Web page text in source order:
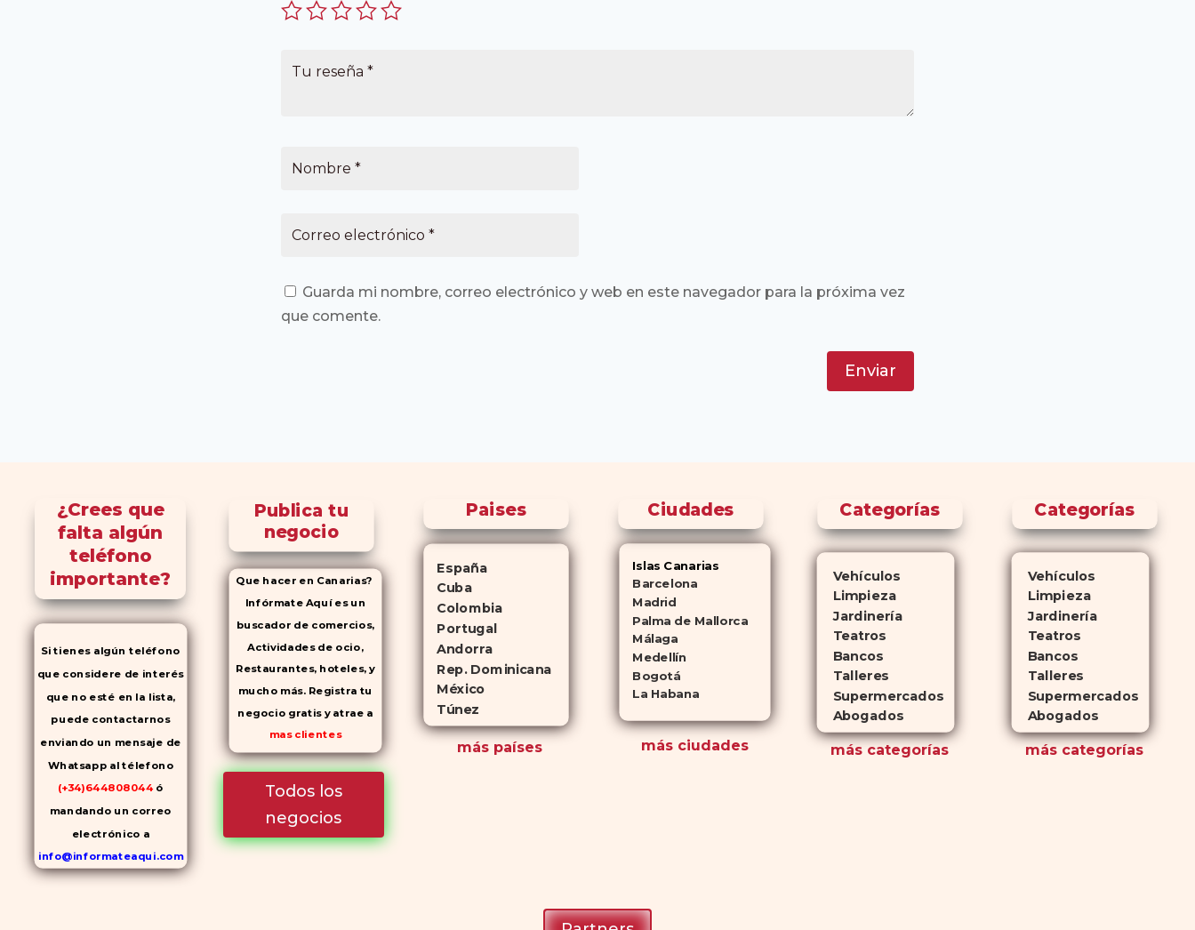
Guarda mi nombre, correo electrónico y web en este navegador para la próxima vez
que comente.
Enviar
¿Crees que
falta algún
teléfono
importante?
Si tienes algún teléfono
que considere de interés
que no esté en la lista,
puede contactarnos
enviando un mensaje de
Whatsapp al télefono
(+34)644808044 ó
mandando un correo
electrónico a
info@informateaqui.com
Mientras que antes la
Publica tu
negocio
Que hacer en Canarias?
Infórmate Aquí es un
buscador de comercios,
Actividades de ocio,
Restaurantes, hoteles, y
mucho más. Registra tu
negocio gratis y atrae a
mas clientes
Todos los
negocios
Paises
España
Cuba
Colombia
Portugal
Andorra
Rep. Dominicana
México
Túnez
más países
Ciudades
Islas Canarias
Barcelona
Madrid
Palma de Mallorca
Málaga
Medellín
Bogotá
La Habana
más ciudades
Categorías
Vehículos
Limpieza
Jardinería
Teatros
Bancos
Talleres
Supermercados
Abogados
más categorías
Categorías
Vehículos
Limpieza
Jardinería
Teatros
Bancos
Talleres
Supermercados
Abogados
más categorías